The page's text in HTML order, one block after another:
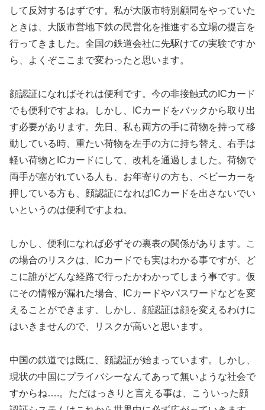
して反対するはずです。私が大阪市特別顧問をやっていた
ときは、大阪市営地下鉄の民営化を推進する立場の提言を
行ってきました。全国の鉄道会社に先駆けての実験ですか
ら、よくぞここまで変わったと思います。
顔認証になればそれは便利です。今の非接触式のICカード
でも便利ですよね。しかし、ICカードをバックから取り出
す必要があります。先日、私も両方の手に荷物を持って移
動している時、重たい荷物を左手の方に持ち替え、右手は
軽い荷物とICカードにして、改札を通過しました。荷物で
両手が塞がれている人も、お年寄りの方も、ベビーカーを
押している方も、顔認証になればICカードを出さないでい
いというのは便利ですよね。
しかし、便利になれば必ずその裏表の関係があります。こ
の場合のリスクは、ICカードでも実はわかる事ですが、ど
こに誰がどんな経路で行ったかわかってしまう事です。仮
にその情報が漏れた場合、ICカードやパスワードなどを変
えることができます、しかし、顔認証は顔を変えるわけに
はいきませんので、リスクが高いと思います。
中国の鉄道では既に、顔認証が始まっています。しかし、
現状の中国にプライバシーなんてあって無いような社会で
すからね….。ただはっきりと言える事は、こういった顔